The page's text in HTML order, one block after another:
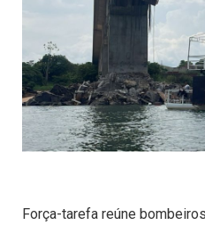
Força-tarefa reúne